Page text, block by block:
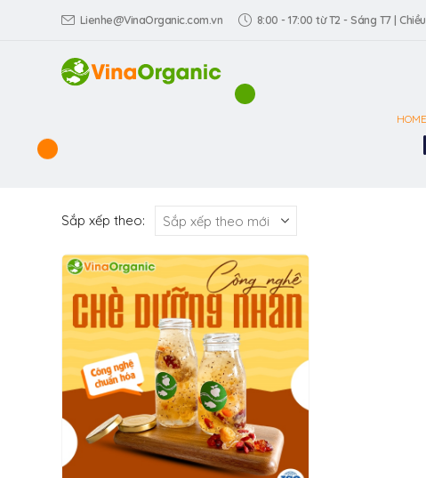
Lienhe@VinaOrganic.com.vn 8:00 - 17:00 từ T2 - Sáng T7 |
HOME
Sắp xếp theo: